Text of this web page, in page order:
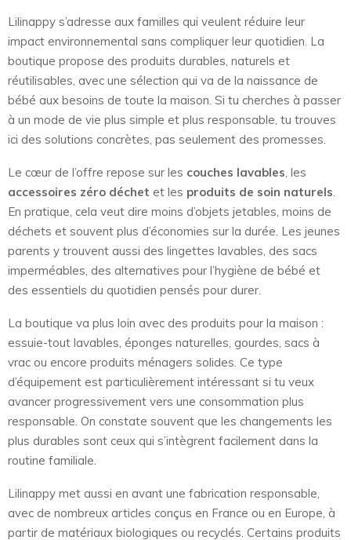
Lilinappy s’adresse aux familles qui veulent réduire leur
impact environnemental sans compliquer leur quotidien. La
boutique propose des produits durables, naturels et
réutilisables, avec une sélection qui va de la naissance de
bébé aux besoins de toute la maison. Si tu cherches à passer
à un mode de vie plus simple et plus responsable, tu trouves
ici des solutions concrètes, pas seulement des promesses.
Le cœur de l’offre repose sur les couches lavables , les
accessoires zéro déchet et les produits de soin naturels
En pratique, cela veut dire moins d’objets jetables, moins de
déchets et souvent plus d’économies sur la durée. Les jeunes
parents y trouvent aussi des lingettes lavables, des sacs
imperméables, des alternatives pour l’hygiène de bébé et
des essentiels du quotidien pensés pour durer.
La boutique va plus loin avec des produits pour la maison :
essuie-tout lavables, éponges naturelles, gourdes, sacs à
vrac ou encore produits ménagers solides. Ce type
d’équipement est particulièrement intéressant si tu veux
avancer progressivement vers une consommation plus
responsable. On constate souvent que les changements les
plus durables sont ceux qui s’intègrent facilement dans la
routine familiale.
Lilinappy met aussi en avant une fabrication responsable,
avec de nombreux articles conçus en France ou en Europe, à
partir de matériaux biologiques ou recyclés. Certains produits